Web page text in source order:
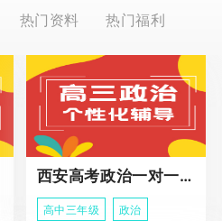
热门资料 热门福利
西安高考政治一对一辅导课程
高中三年级 政治